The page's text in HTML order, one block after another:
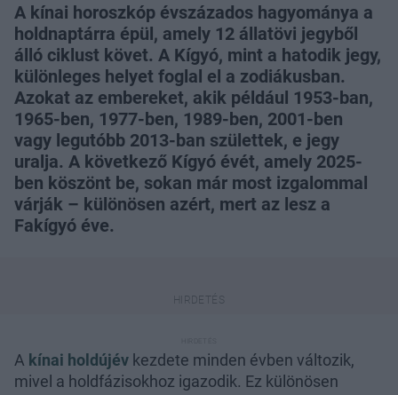
A kínai horoszkóp évszázados hagyománya a
holdnaptárra épül, amely 12 állatövi jegyből
álló ciklust követ. A Kígyó, mint a hatodik jegy,
különleges helyet foglal el a zodiákusban.
Azokat az embereket, akik például 1953-ban,
1965-ben, 1977-ben, 1989-ben, 2001-ben
vagy legutóbb 2013-ban születtek, e jegy
uralja. A következő Kígyó évét, amely 2025-
ben köszönt be, sokan már most izgalommal
várják – különösen azért, mert az lesz a
Fakígyó éve.
A kínai holdújév kezdete minden évben változik,
mivel a holdfázisokhoz igazodik. Ez különösen